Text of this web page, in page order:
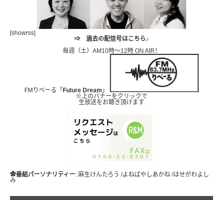
[showrss]
⇒ 過去の配信号はこちら♪
毎週（土）AM10時～12時 ON AIR！
FMりべーる「 Future Dream 」
※上のバナーをクリックで
生放送をお聴き頂けます
✿番組パーソナリティー: 麻生けんたろう /よねばやしあかね /はせがわよし
み